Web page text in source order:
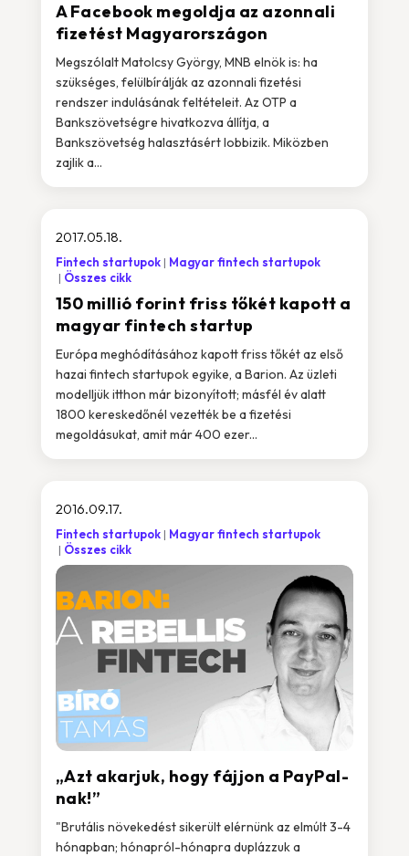
A Facebook megoldja az azonnali
fizetést Magyarországon
Megszólalt Matolcsy György, MNB elnök is: ha
szükséges, felülbírálják az azonnali fizetési
rendszer indulásának feltételeit. Az OTP a
Bankszövetségre hivatkozva állítja, a
Bankszövetség halasztásért lobbizik. Miközben
zajlik a...
150 millió forint friss tőkét kapott a
magyar fintech startup
2017.05.18.
Fintech startupok
Magyar fintech startupok
Összes cikk
Európa meghódításához kapott friss tőkét az első
hazai fintech startupok egyike, a Barion. Az üzleti
modelljük itthon már bizonyított; másfél év alatt
1800 kereskedőnél vezették be a fizetési
megoldásukat, amit már 400 ezer...
„Azt akarjuk, hogy fájjon a PayPal-
nak!”
2016.09.17.
Fintech startupok
Magyar fintech startupok
Összes cikk
"Brutális növekedést sikerült elérnünk az elmúlt 3-4
hónapban; hónapról-hónapra duplázzuk a